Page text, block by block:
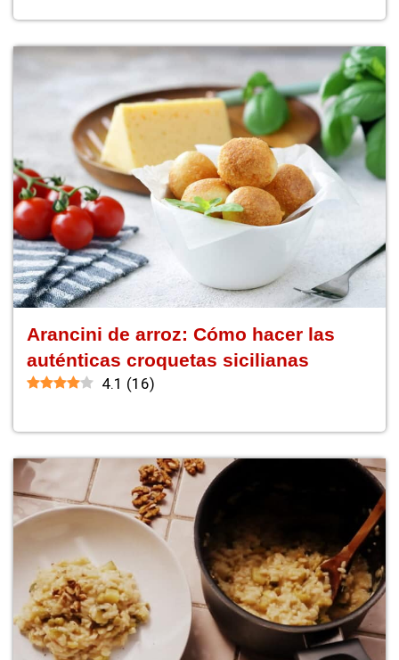
Arancini de arroz: Cómo hacer las
auténticas croquetas sicilianas
4.1 (16)